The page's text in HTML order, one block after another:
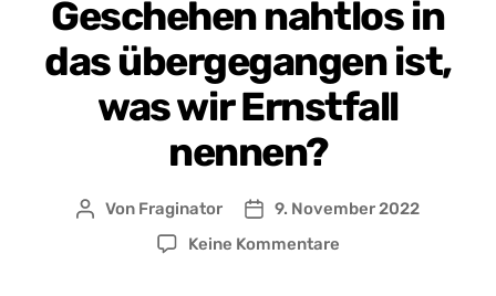
Geschehen nahtlos in
das übergegangen ist,
was wir Ernstfall
nennen?
Beitragsautor
Von Fraginator Beitragsdatum
9. November 2022
Keine Kommentarezu